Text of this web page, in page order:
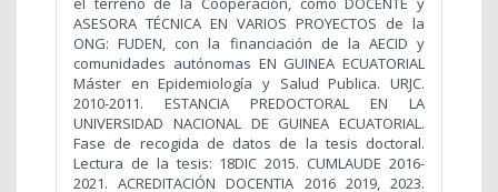
ASESORA TÉCNICA EN VARIOS PROYECTOS de la
ONG: FUDEN, con la financiación de la AECID y
comunidades autónomas EN GUINEA ECUATORIAL
Máster en Epidemiología y Salud Publica. URJC.
2010-2011. ESTANCIA PREDOCTORAL EN LA
UNIVERSIDAD NACIONAL DE GUINEA ECUATORIAL.
Fase de recogida de datos de la tesis doctoral.
Lectura de la tesis: 18DIC 2015. CUMLAUDE 2016-
2021. ACREDITACIÓN DOCENTIA 2016 2019, 2023.